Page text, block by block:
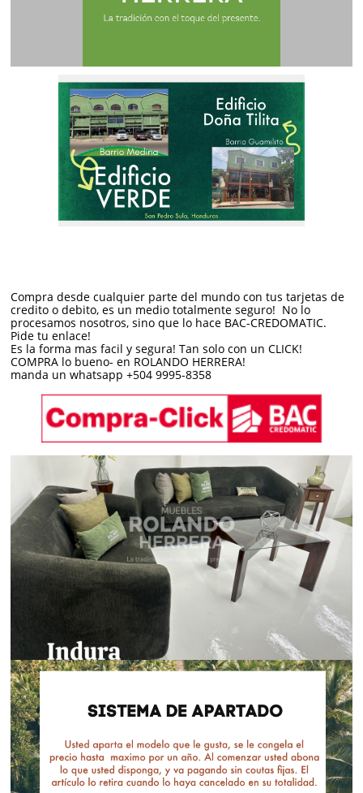
Compra desde cualquier parte del mundo con tus tarjetas de
credito o debito, es un medio totalmente seguro! No lo
procesamos nosotros, sino que lo hace BAC-CREDOMATIC.
Pide tu enlace!
Es la forma mas facil y segura! Tan solo con un CLICK!
COMPRA lo bueno- en ROLANDO HERRERA!
manda un whatsapp +504 9995-8358